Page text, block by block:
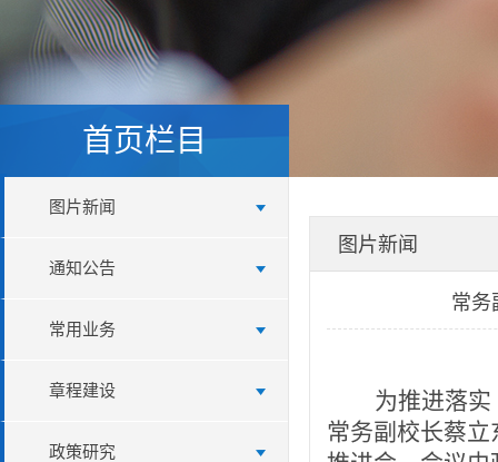
首页栏目
图片新闻
通知公告
常用业务
章程建设
政策研究
图片新闻
常务
为推进落
常务副校长蔡立